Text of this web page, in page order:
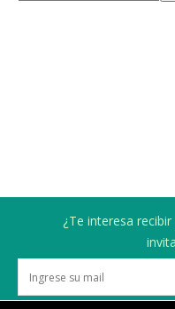
¿Te interesa